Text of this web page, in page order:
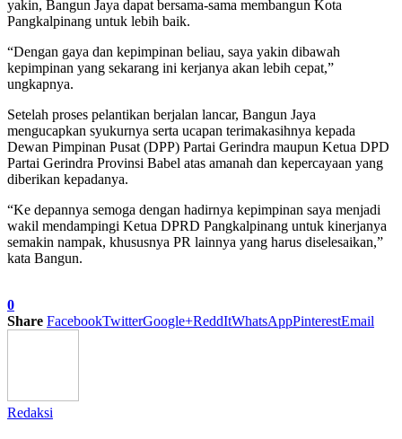
yakin, Bangun Jaya dapat bersama-sama membangun Kota
Pangkalpinang untuk lebih baik.
“Dengan gaya dan kepimpinan beliau, saya yakin dibawah
kepimpinan yang sekarang ini kerjanya akan lebih cepat,”
ungkapnya.
Setelah proses pelantikan berjalan lancar, Bangun Jaya
mengucapkan syukurnya serta ucapan terimakasihnya kepada
Dewan Pimpinan Pusat (DPP) Partai Gerindra maupun Ketua DPD
Partai Gerindra Provinsi Babel atas amanah dan kepercayaan yang
diberikan kepadanya.
“Ke depannya semoga dengan hadirnya kepimpinan saya menjadi
wakil mendampingi Ketua DPRD Pangkalpinang untuk kinerjanya
semakin nampak, khususnya PR lainnya yang harus diselesaikan,”
kata Bangun.
0
Share FacebookTwitterGoogle+ReddItWhatsAppPinterestEmail
Redaksi